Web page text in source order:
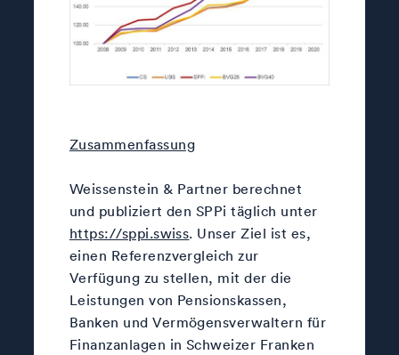
Zusammenfassung
Weissenstein & Partner berechnet
und publiziert den SPPi täglich unter
https://sppi.swiss. Unser Ziel ist es,
einen Referenzvergleich zur
Verfügung zu stellen, mit der die
Leistungen von Pensionskassen,
Banken und Vermögensverwaltern für
Finanzanlagen in Schweizer Franken